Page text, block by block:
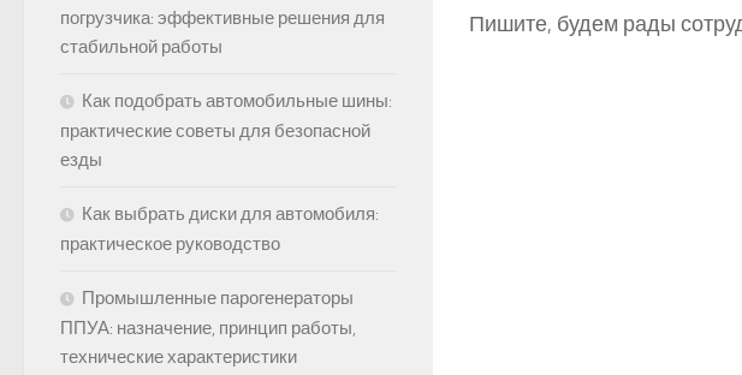
Пишите, будем рады
погрузчика: эффективные решения для
стабильной работы
Как подобрать автомобильные шины:
практические советы для безопасной
езды
Как выбрать диски для автомобиля:
практическое руководство
Промышленные парогенераторы
ППУА: назначение, принцип работы,
технические характеристики